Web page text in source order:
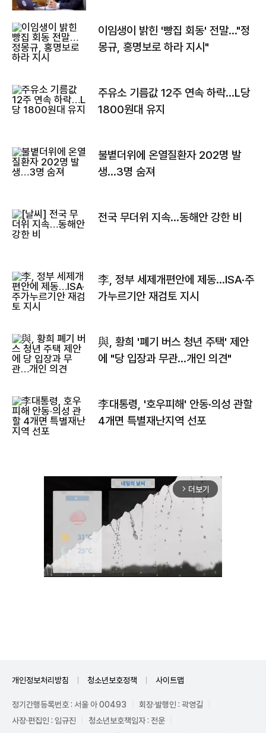
이임생이 밝힌 '빵집 회동' 전말…"정
몽규, 홍명보로 하라 지시"
주유소 기름값 12주 연속 하락…L당
1800원대 유지
불볕더위에 온열질환자 202명 발
생…3명 숨져
전국 무더위 지속…동해안 강한 비
李, 정부 세제개편안에 제동…ISA·주
가누르기안 재검토 지시
與, 황희 '폐기 버스 청년 주택' 제안
에 "당 입장과 무관…개인 의견"
李대통령, '호우피해' 안동·의성 관할
4개면 특별재난지역 선포
arrow_forward_ios 더보기
개인정보처리방침 청소년보호정책 사이트맵
정기간행등록번호 : 서울 아 00493
회장·발행인 : 곽영길
사장·편집인 : 임규진
청소년보호책임자 : 전운